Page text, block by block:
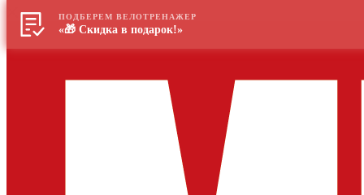
ПОДБЕРЕМ ВЕЛОТРЕНАЖЕР
«🎁 Скидка в подарок!»